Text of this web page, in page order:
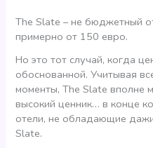
The Slate – не бюджетный
примерно от 150 евро.
Но это тот случай, когда
обоснованной. Учитывая
моменты, The Slate вполне
высокий ценник… в конце
отели, не обладающие
Slate.